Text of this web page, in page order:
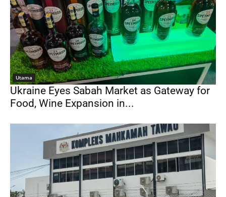
Utama
Ukraine Eyes Sabah Market as Gateway for
Food, Wine Expansion in...